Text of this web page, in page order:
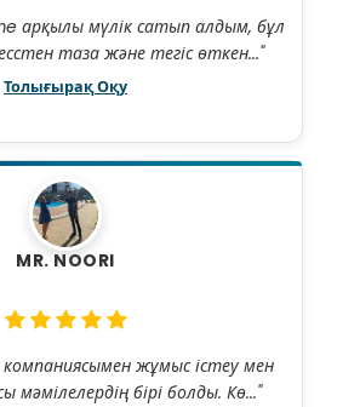
арқылы мүлік сатып алдым, бұл
таза және тегіс өткен..."
Толығырақ Оқу
MR. NOORI
жұмыс істеу мен
мәмілелердің бірі болды. Кө..."